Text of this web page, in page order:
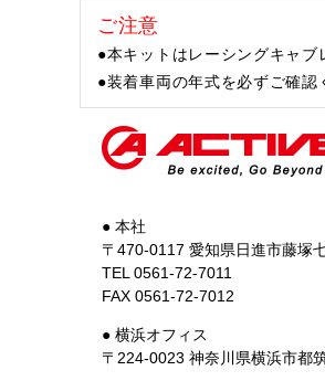
ご注意
●本キットはレーシングキャ
●装着車両の年式を必ずご確
● 本社
〒470-0117 愛知県日進市藤塚
TEL 0561-72-7011
FAX 0561-72-7012
● 横浜オフィス
〒224-0023 神奈川県横浜市都